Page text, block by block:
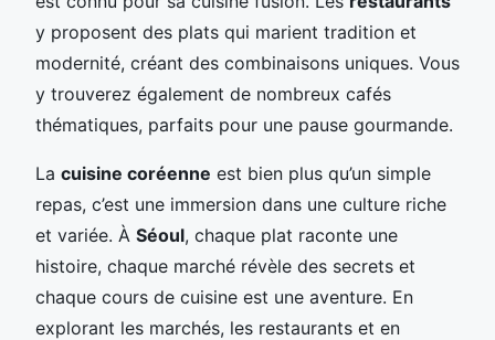
y proposent des plats qui marient tradition et
modernité, créant des combinaisons uniques. Vous
y trouverez également de nombreux cafés
thématiques, parfaits pour une pause gourmande.
La cuisine coréenne est bien plus qu’un simple
repas, c’est une immersion dans une culture riche
et variée. À Séoul, chaque plat raconte une
histoire, chaque marché révèle des secrets et
chaque cours de cuisine est une aventure. En
explorant les marchés, les restaurants et en